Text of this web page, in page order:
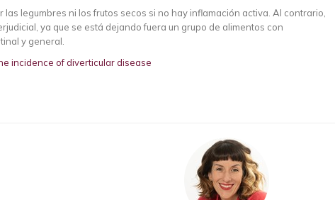
las legumbres ni los frutos secos si no hay inflamación activa. Al contrario,
ya que se está dejando fuera un grupo de alimentos con
y general.
incidence of diverticular disease